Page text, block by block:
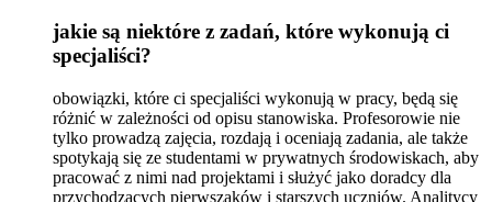
jakie są niektóre z zadań, które wykonują ci
specjaliści?
obowiązki, które ci specjaliści wykonują w pracy, będą się
różnić w zależności od opisu stanowiska. Profesorowie nie
tylko prowadzą zajęcia, rozdają i oceniają zadania, ale także
spotykają się ze studentami w prywatnych środowiskach, aby
pracować z nimi nad projektami i służyć jako doradcy dla
przychodzących pierwszaków i starszych uczniów. Analitycy